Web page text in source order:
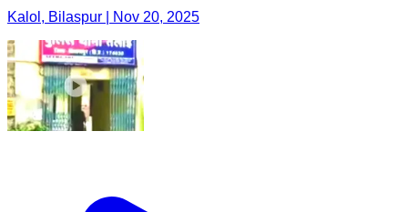
Kalol, Bilaspur | Nov 20, 2025